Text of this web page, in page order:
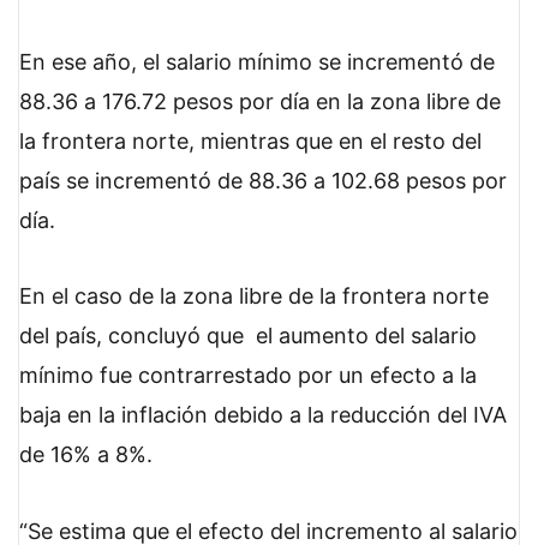
En ese año, el salario mínimo se incrementó de
88.36 a 176.72 pesos por día en la zona libre de
la frontera norte, mientras que en el resto del
país se incrementó de 88.36 a 102.68 pesos por
día.
En el caso de la zona libre de la frontera norte
del país, concluyó que el aumento del salario
mínimo fue contrarrestado por un efecto a la
baja en la inflación debido a la reducción del IVA
de 16% a 8%.
Se estima que el efecto del incremento al salario